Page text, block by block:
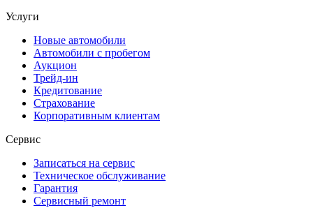
Услуги
Новые автомобили
Автомобили с пробегом
Аукцион
Трейд-ин
Кредитование
Страхование
Корпоративным клиентам
Сервис
Записаться на сервис
Техническое обслуживание
Гарантия
Сервисный ремонт